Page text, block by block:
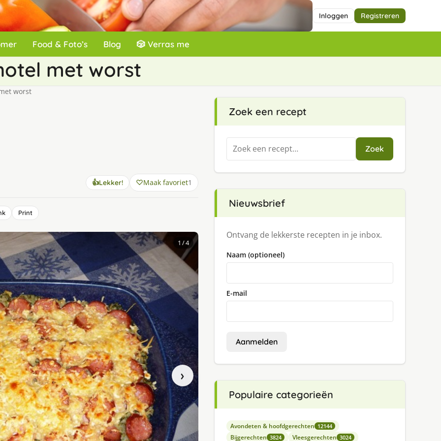
Inloggen Registreren
Food & Foto’s Blog 🎲 Verras me
met worst
worst
👍Lekker! Maak favoriet1
Print
›
1 / 4
Zoek een recept
Zoeken
naar:
Zoek
Nieuwsbrief
Ontvang de lekkerste recepten in je inbox.
Naam (optioneel)
E-mail
Aanmelden
Populaire categorieën
Avondeten & hoofdgerechten 12144
Bijgerechten 3824 Vleesgerechten 3024